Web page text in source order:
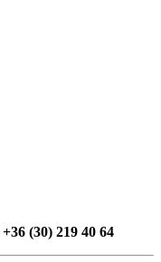
+36 (30) 219 40 64